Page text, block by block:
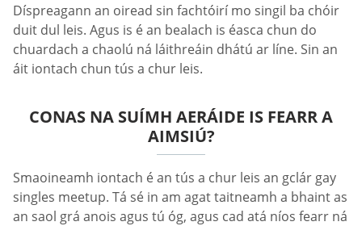
Díspreagann an oiread sin fachtóirí mo singil ba chóir
duit dul leis. Agus is é an bealach is éasca chun do
chuardach a chaolú ná láithreáin dhátú ar líne. Sin an
áit iontach chun tús a chur leis.
CONAS NA SUÍMH AERÁIDE IS FEARR A
AIMSIÚ?
Smaoineamh iontach é an tús a chur leis an gclár gay
singles meetup. Tá sé in am agat taitneamh a bhaint as
an saol grá anois agus tú óg, agus cad atá níos fearr ná